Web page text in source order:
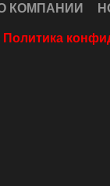
КОМПАНИИ
Политика